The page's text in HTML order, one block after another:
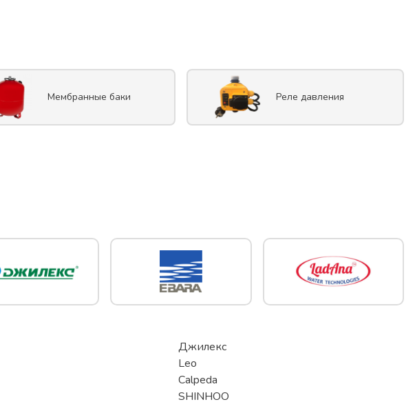
Мембранные баки Реле давления
Джилекс
Leo
Calpeda
SHINHOO